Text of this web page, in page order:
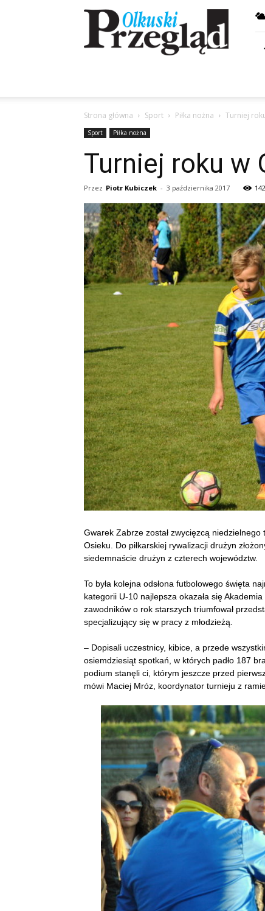
Przegląd
Olkuski
Strona główna Sport Piłka nożna Turniej
Sport Piłka nożna
Turniej roku w
Przez Piotr Kubiczek - 3 października 2017 142
Gwarek Zabrze został zwycięzcą
Osieku. Do piłkarskiej rywalizacji drużyn
siedemnaście drużyn z czterech województw.
To była kolejna odsłona futbolowego święta
kategorii U-10 najlepsza okazała się
zawodników o rok starszych triumfował
specjalizujący się w pracy z młodzieżą.
– Dopisali uczestnicy, kibice, a przede
osiemdziesiąt spotkań, w których padło 187
podium stanęli ci, którym jeszcze przed
mówi Maciej Mróz, koordynator turnieju z